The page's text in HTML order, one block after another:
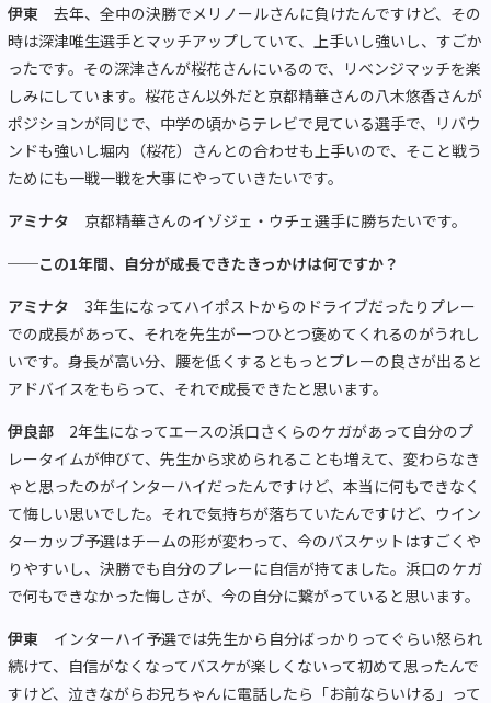
伊東 去年、全中の決勝でメリノールさんに負けたんですけど、その
時は深津唯生選手とマッチアップしていて、上手いし強いし、すごか
ったです。その深津さんが桜花さんにいるので、リベンジマッチを楽
しみにしています。桜花さん以外だと京都精華さんの八木悠香さんが
ポジションが同じで、中学の頃からテレビで見ている選手で、リバウ
ンドも強いし堀内（桜花）さんとの合わせも上手いので、そこと戦う
ためにも一戦一戦を大事にやっていきたいです。
アミナタ 京都精華さんのイゾジェ・ウチェ選手に勝ちたいです。
──この1年間、自分が成長できたきっかけは何ですか？
アミナタ 3年生になってハイポストからのドライブだったりプレー
での成長があって、それを先生が一つひとつ褒めてくれるのがうれし
いです。身長が高い分、腰を低くするともっとプレーの良さが出ると
アドバイスをもらって、それで成長できたと思います。
伊良部 2年生になってエースの浜口さくらのケガがあって自分のプ
レータイムが伸びて、先生から求められることも増えて、変わらなき
ゃと思ったのがインターハイだったんですけど、本当に何もできなく
て悔しい思いでした。それで気持ちが落ちていたんですけど、ウイン
ターカップ予選はチームの形が変わって、今のバスケットはすごくや
りやすいし、決勝でも自分のプレーに自信が持てました。浜口のケガ
で何もできなかった悔しさが、今の自分に繋がっていると思います。
伊東 インターハイ予選では先生から自分ばっかりってぐらい怒られ
続けて、自信がなくなってバスケが楽しくないって初めて思ったんで
すけど、泣きながらお兄ちゃんに電話したら「お前ならいける」って